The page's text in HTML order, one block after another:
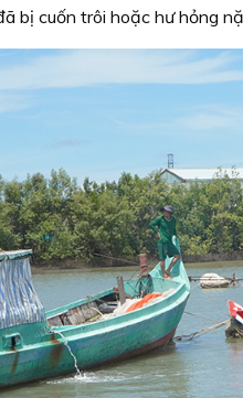
bị cuốn trôi hoặc hư hỏng